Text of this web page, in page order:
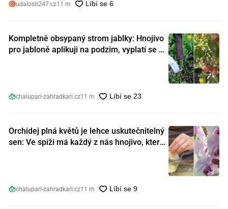
udalosti247.cz11 m
Kompletně obsypaný strom jablky: Hnojivo
pro jabloně aplikuji na podzim, vyplatí se s
chalupari-zahradkari.cz11 m
Orchidej plná květů je lehce uskutečnitelný
sen: Ve spíži má každý z nás hnojivo, které
chalupari-zahradkari.cz11 m